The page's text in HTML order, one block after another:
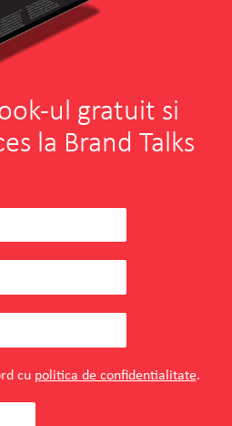
ul gratuit si
la Brand Talks
cu politica de confidentialitate.